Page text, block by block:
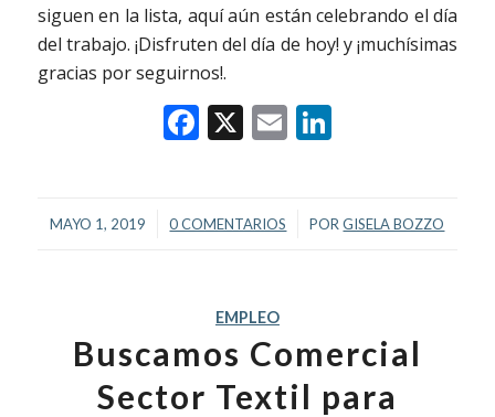
siguen en la lista, aquí aún están celebrando el día
del trabajo. ¡Disfruten del día de hoy! y ¡muchísimas
gracias por seguirnos!.
Facebook
X EmailLinkedIn
MAYO 1, 2019
/ 0 COMENTARIOS
/ PORGISELA BOZZO
EMPLEO
Buscamos Comercial
Sector Textil para